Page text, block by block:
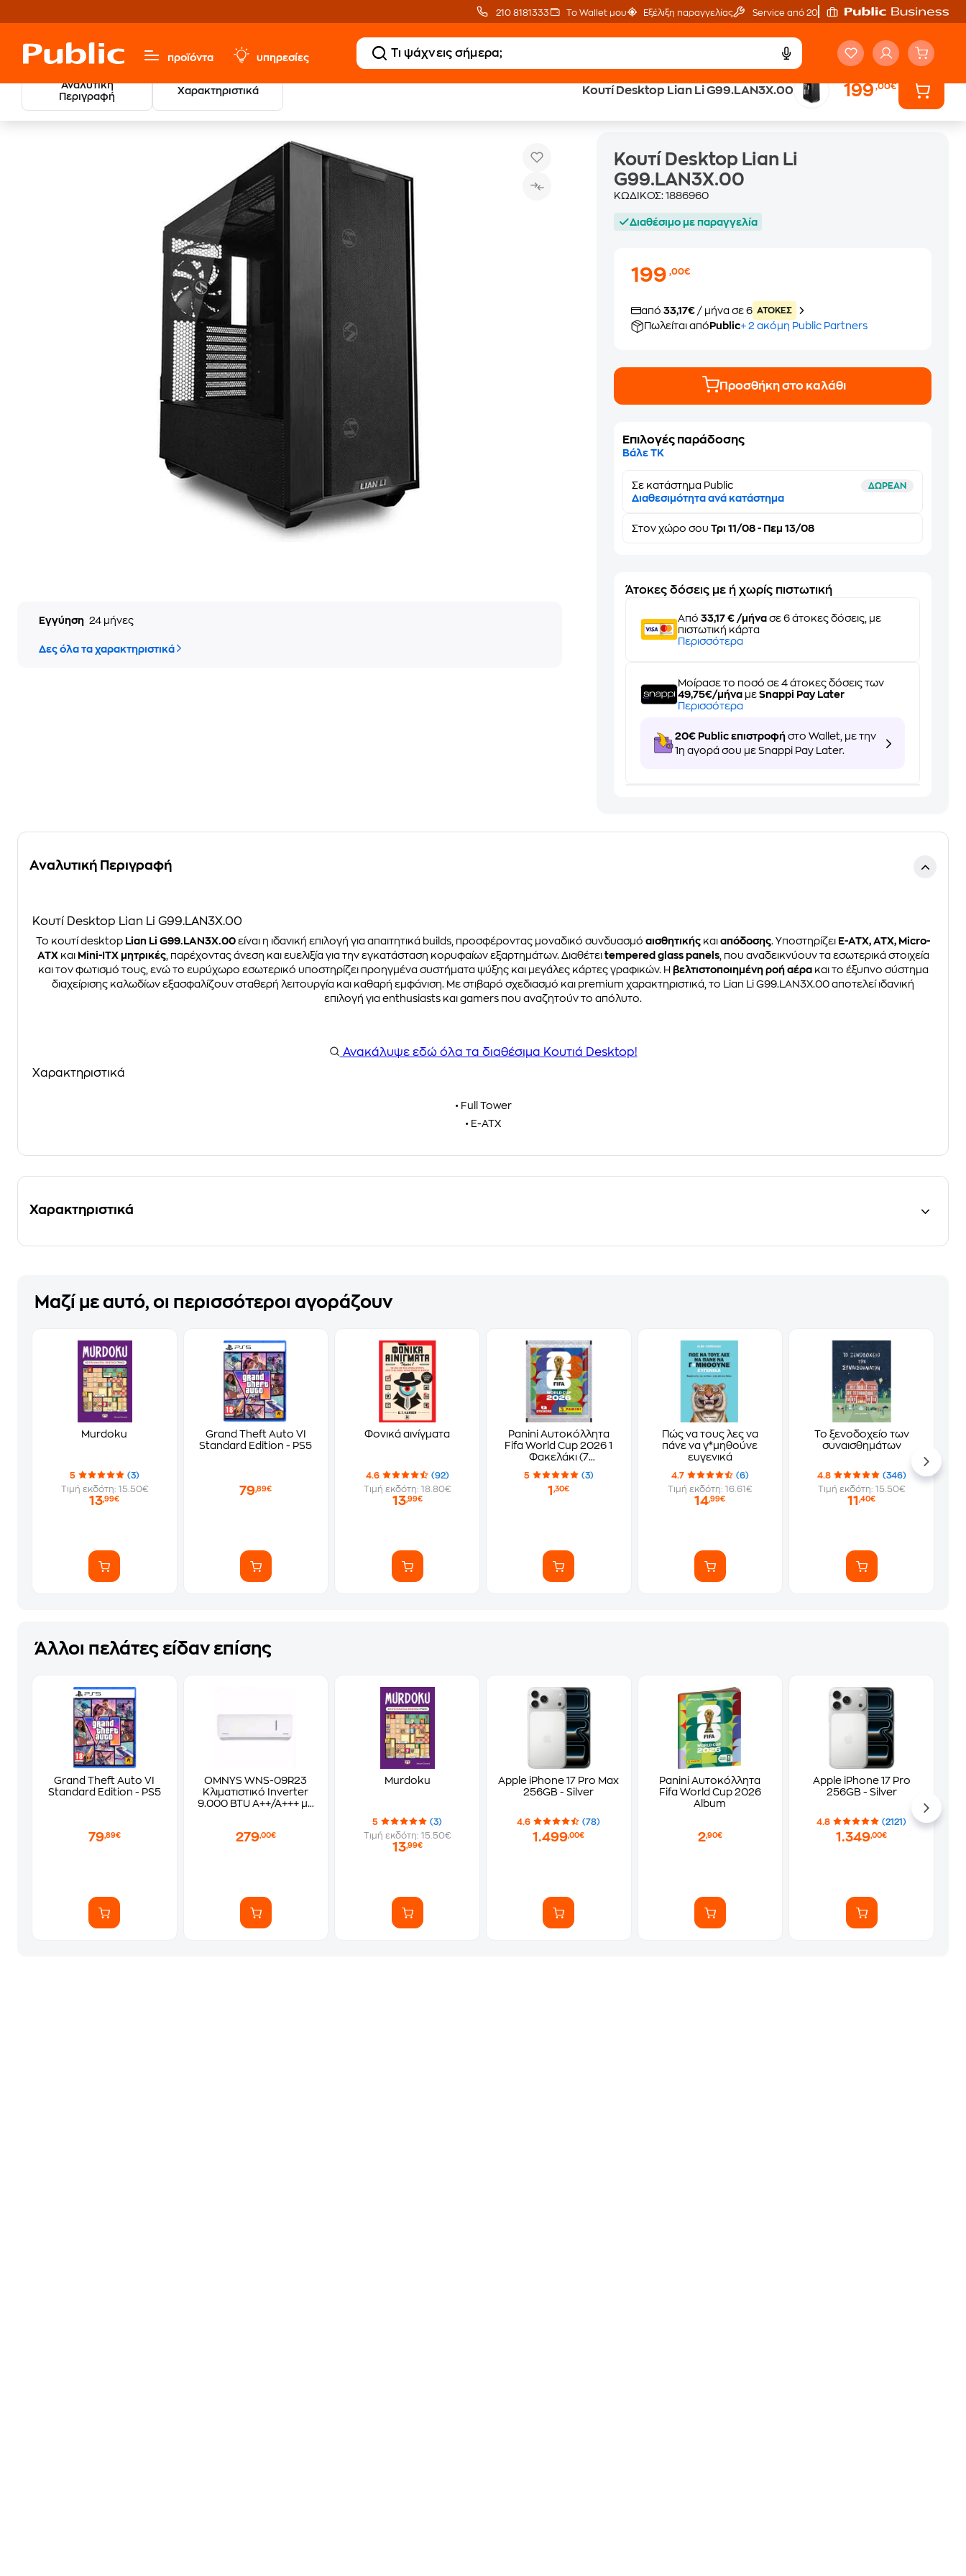
210 8181333 Το Wallet μου Εξέλιξη παραγγελίας Service από 20'
προϊόντα υπηρεσίες
Αναλυτική
Περιγραφή
Χαρακτηριστικά Κουτί Desktop Lian Li G99.LAN3X.00 199,00€
Υπολογιστές & Περιφερειακά
Εγγύηση 24 μήνες
Δες όλα τα χαρακτηριστικά
Κουτί Desktop Lian Li
G99.LAN3X.00
ΚΩΔΙΚΟΣ:1886960
Διαθέσιμο με παραγγελία
199,00€
από33,17€ / μήνα σε 6 ATOKEΣ
Πωλείται από Public+ 2 ακόμη Public Partners
Προσθήκη στο καλάθι
Επιλογές παράδοσης
Βάλε ΤΚ
Σε κατάστημα Public ΔΩΡΕΑΝ
Διαθεσιμότητα ανά κατάστημα
Στονχώρο σου Τρι 11/08 - Πεμ 13/08
Άτοκες δόσεις με ή χωρίς πιστωτική
Από33,17 € /μήνα σε 6 άτοκες δόσεις, με
πιστωτική κάρτα
Περισσότερα
Μοίρασε το ποσό σε 4 άτοκες δόσεις των
49,75€/μήνα μεSnappi Pay Later
Περισσότερα
20€ Public επιστροφή στο Wallet, με την
1η αγορά σου με Snappi Pay Later.
Αναλυτική Περιγραφή
Κουτί Desktop Lian Li G99.LAN3X.00
Το κουτί desktop Lian Li G99.LAN3X.00 είναι η ιδανική επιλογή για απαιτητικά builds, προσφέροντας μοναδικό συνδυασμό αισθητικής και απόδοσης. Υποστηρίζει E-ATX, ATX, Micro-
ATXκαι Mini-ITX μητρικές, παρέχοντας άνεση και ευελιξία για την εγκατάσταση κορυφαίων εξαρτημάτων. Διαθέτει tempered glass panels, που αναδεικνύουν τα εσωτερικά στοιχεία
και τον φωτισμό τους, ενώ το ευρύχωρο εσωτερικό υποστηρίζει προηγμένα συστήματα ψύξης και μεγάλες κάρτες γραφικών. Η βελτιστοποιημένη ροή αέρακαι το έξυπνο σύστημα
διαχείρισης καλωδίων εξασφαλίζουν σταθερή λειτουργία και καθαρή εμφάνιση. Με στιβαρό σχεδιασμό και premium χαρακτηριστικά, το Lian Li G99.LAN3X.00 αποτελεί ιδανική
επιλογή για enthusiasts και gamers που αναζητούν το απόλυτο.
Ανακάλυψε εδώόλα τα διαθέσιμα Κουτιά Desktop!
Χαρακτηριστικά
• Full Tower
• E-ATX
Χαρακτηριστικά
Μαζί με αυτό, οι περισσότεροι αγοράζουν
Murdoku
5
(3)
Τιμή εκδότη: 15.50€
13,99€
Grand Theft Auto VI
Standard Edition - PS5
79,89€
Φονικά αινίγματα
4.6
(92)
Τιμή εκδότη: 18.80€
13,99€
Panini Αυτοκόλλητα
Fifa World Cup 2026 1
Φακελάκι (7
Αυτοκόλλητα)
5 (3)
1,30€
Πώς να τους λες να
πάνε να γ*μηθούνε
ευγενικά
4.7
(6)
Τιμή εκδότη: 16.61€
14,99€
Το ξενοδοχείο των
συναισθημάτων
4.8
(346)
Τιμή εκδότη: 15.50€
11,40€
Άλλοι πελάτες είδαν επίσης
Grand Theft Auto VI
Standard Edition - PS5
79,89€
OMNYS WNS-09R23
Κλιματιστικό Inverter
9.000 BTU A++/A+++ με
279,00€
Murdoku
5
(3)
Τιμή εκδότη: 15.50€
13,99€
Apple iPhone 17 Pro Max
256GB - Silver
4.6 (78)
1.499,00€
Panini Αυτοκόλλητα
Fifa World Cup 2026
Album
2,90€
Apple iPhone 17 Pro
256GB - Silver
4.8 (2121)
1.349,00€